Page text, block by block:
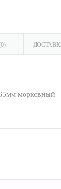
морковный